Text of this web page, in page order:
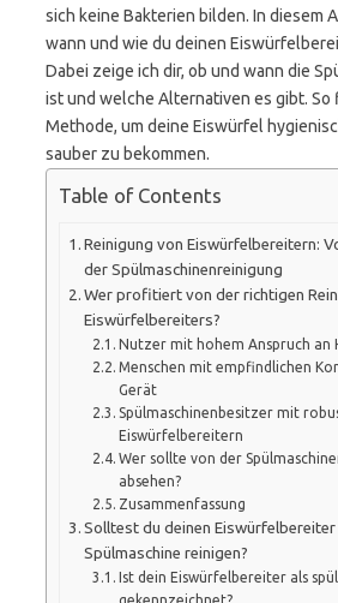
sich keine Bakterien bilden. In diesem
wann und wie du deinen
Dabei zeige ich dir, ob und wann die
ist und welche Alternativen es gibt. So
Methode, um deine Eiswürfel
sauber zu bekommen.
Table of Contents
Reinigung von Eiswürfelbereitern:
der Spülmaschinenreinigung
Wer profitiert von der richtigen
Eiswürfelbereiters?
Nutzer mit hohem Anspruch an
Menschen mit empfindlichen
Gerät
Spülmaschinenbesitzer mit
Eiswürfelbereitern
Wer sollte von der
absehen?
Zusammenfassung
Solltest du deinen Eiswürfelbereiter
Spülmaschine reinigen?
Ist dein Eiswürfelbereiter als
gekennzeichnet?